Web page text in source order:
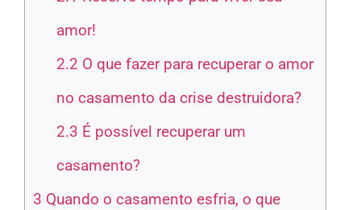
amor!
2.2 O que fazer para recuperar o amor
no casamento da crise destruidora?
2.3 É possível recuperar um
casamento?
3 Quando o casamento esfria, o que